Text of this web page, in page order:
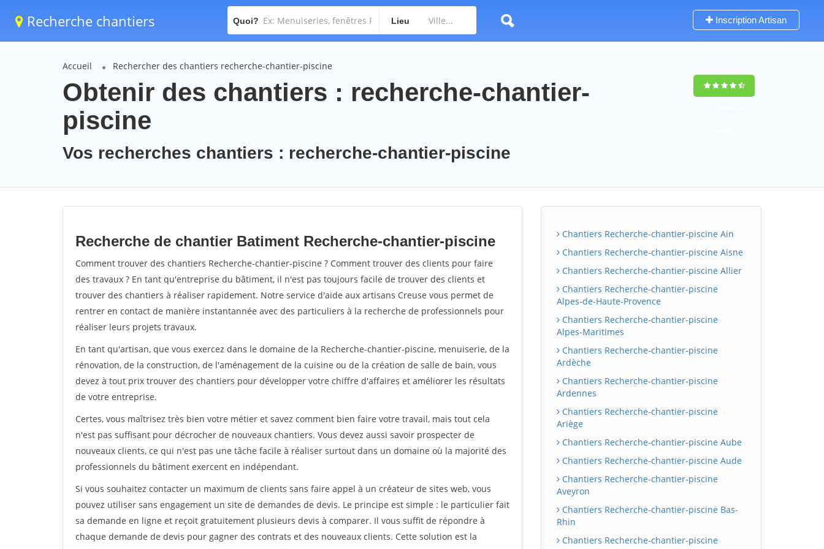
Recherche chantiers Quoi? Lieu Inscription Artisan
Accueil Rechercher des chantiers recherche-chantier-piscine
Obtenir des chantiers : recherche-chantier-
piscine
Vos recherches chantiers : recherche-chantier-piscine
Recherche de chantier Batiment Recherche-chantier-piscine
Comment trouver des chantiers Recherche-chantier-piscine ? Comment trouver des clients pour faire
des travaux ? En tant qu'entreprise du bâtiment, il n'est pas toujours facile de trouver des clients et
trouver des chantiers à réaliser rapidement. Notre service d'aide aux artisans Creuse vous permet de
rentrer en contact de manière instantannée avec des particuliers à la recherche de professionnels pour
réaliser leurs projets travaux.
En tant qu'artisan, que vous exercez dans le domaine de la Recherche-chantier-piscine, menuiserie, de la
rénovation, de la construction, de l'aménagement de la cuisine ou de la création de salle de bain, vous
devez à tout prix trouver des chantiers pour développer votre chiffre d'affaires et améliorer les résultats
de votre entreprise.
Certes, vous maîtrisez très bien votre métier et savez comment bien faire votre travail, mais tout cela
n'est pas suffisant pour décrocher de nouveaux chantiers. Vous devez aussi savoir prospecter de
nouveaux clients, ce qui n'est pas une tâche facile à réaliser surtout dans un domaine où la majorité des
professionnels du bâtiment exercent en indépendant.
Si vous souhaitez contacter un maximum de clients sans faire appel à un créateur de sites web, vous
pouvez utiliser sans engagement un site de demandes de devis. Le principe est simple : le particulier fait
sa demande en ligne et reçoit gratuitement plusieurs devis à comparer. Il vous suffit de répondre à
chaque demande de devis pour gagner des contrats et des nouveaux clients. Cette solution est la
Chantiers Recherche-chantier-piscine Ain
Chantiers Recherche-chantier-piscine Aisne
Chantiers Recherche-chantier-piscine Allier
Chantiers Recherche-chantier-piscine
Alpes-de-Haute-Provence
Chantiers Recherche-chantier-piscine
Alpes-Maritimes
Chantiers Recherche-chantier-piscine
Ardèche
Chantiers Recherche-chantier-piscine
Ardennes
Chantiers Recherche-chantier-piscine
Ariège
Chantiers Recherche-chantier-piscine Aube
Chantiers Recherche-chantier-piscine Aude
Chantiers Recherche-chantier-piscine
Aveyron
Chantiers Recherche-chantier-piscine Bas-
Rhin
Chantiers Recherche-chantier-piscine